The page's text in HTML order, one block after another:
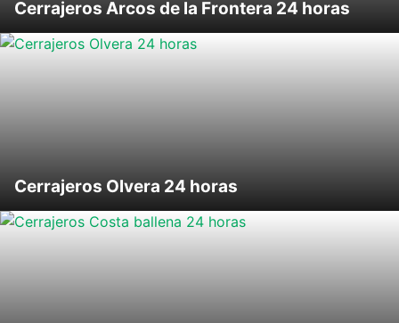
Cerrajeros Arcos de la Frontera 24 horas
Cerrajeros Olvera 24 horas